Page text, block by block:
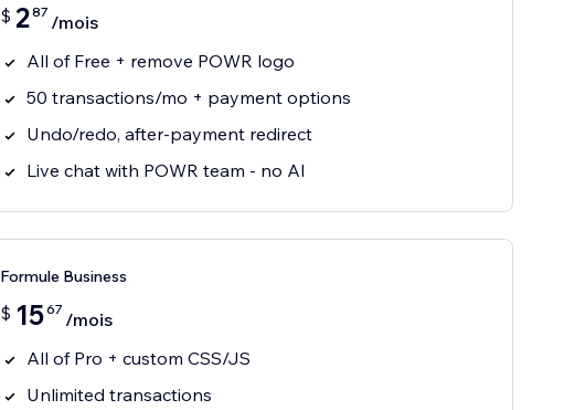
$ 287 /mois
All of Free + remove POWR logo
50 transactions/mo + payment options
Undo/redo, after-payment redirect
Live chat with POWR team - no AI
Formule Business
$ 1567 /mois
All of Pro + custom CSS/JS
Unlimited transactions